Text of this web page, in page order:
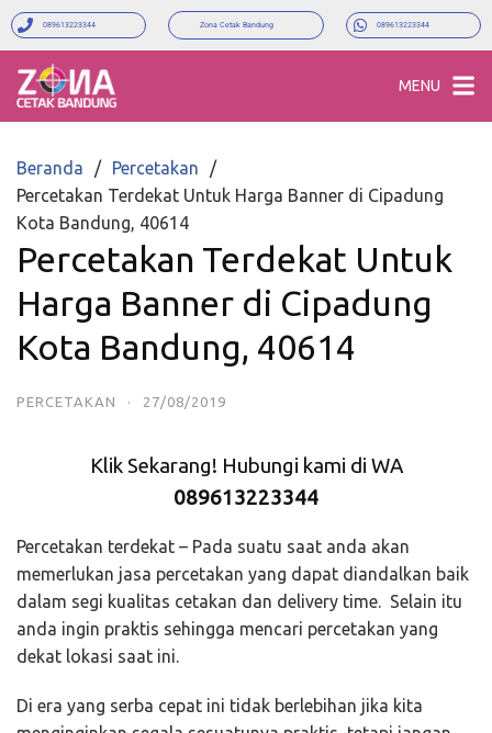
089613223344 Zona Cetak Bandung 089613223344
MENU
Beranda
Percetakan
Percetakan Terdekat Untuk Harga Banner di Cipadung
Kota Bandung, 40614
Percetakan Terdekat Untuk
Harga Banner di Cipadung
Kota Bandung, 40614
PERCETAKAN · 27/08/2019
Klik Sekarang! Hubungi kami di WA
089613223344
Percetakan terdekat – Pada suatu saat anda akan
memerlukan jasa percetakan yang dapat diandalkan baik
dalam segi kualitas cetakan dan delivery time. Selain itu
anda ingin praktis sehingga mencari percetakan yang
dekat lokasi saat ini.
Di era yang serba cepat ini tidak berlebihan jika kita